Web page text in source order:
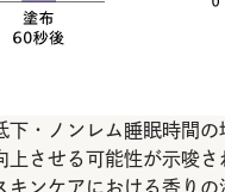
下・ノンレム睡眠時間
上させる可能性が示唆さ
キンケアにおける香り